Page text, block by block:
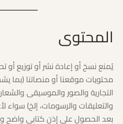
المحتوى
يُمنع نسخ أو إعادة نشر أو توزيع
محتويات موقعنا أو منصاتنا (بما
التجارية والصور والموسيقى
والتعليقات والرسومات، إلخ) سواء
بعد الحصول على إذن كتابي واضح